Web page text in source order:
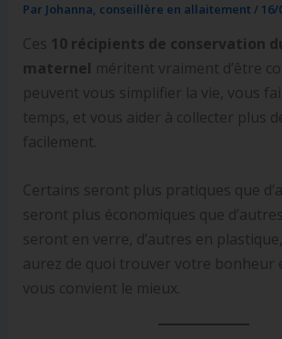
Par Johanna, conseillère en allaitement/ 16/
Ces 10 récipients de conservation
maternel méritent vraiment d’être
peuvent vous simplifier la vie, vous
temps, et vous aider à collecter plus
facilement.
Certains seront plus pratiques que
seront plus économiques que
seront en verre, d’autres en
aurez de quoi trouver votre bonheur
vous convient le mieux.